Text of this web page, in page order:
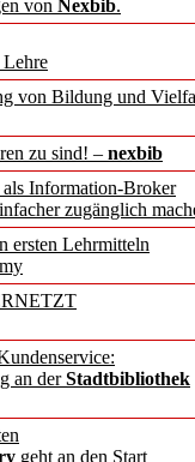
von Nexbib.
von Bildung und
zu sind! – nexbib
Information-Broker
zugänglich
ersten Lehrmitteln
an derStadtbibliothek
geht an den Start
für
in
neu